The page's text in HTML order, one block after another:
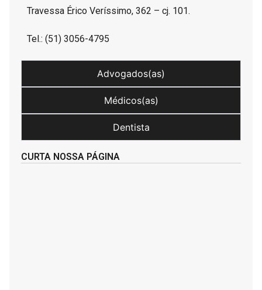
Travessa Érico Veríssimo, 362 – cj. 101.
Tel.: (51) 3056-4795
Advogados(as)
Médicos(as)
Dentista
CURTA NOSSA PÁGINA